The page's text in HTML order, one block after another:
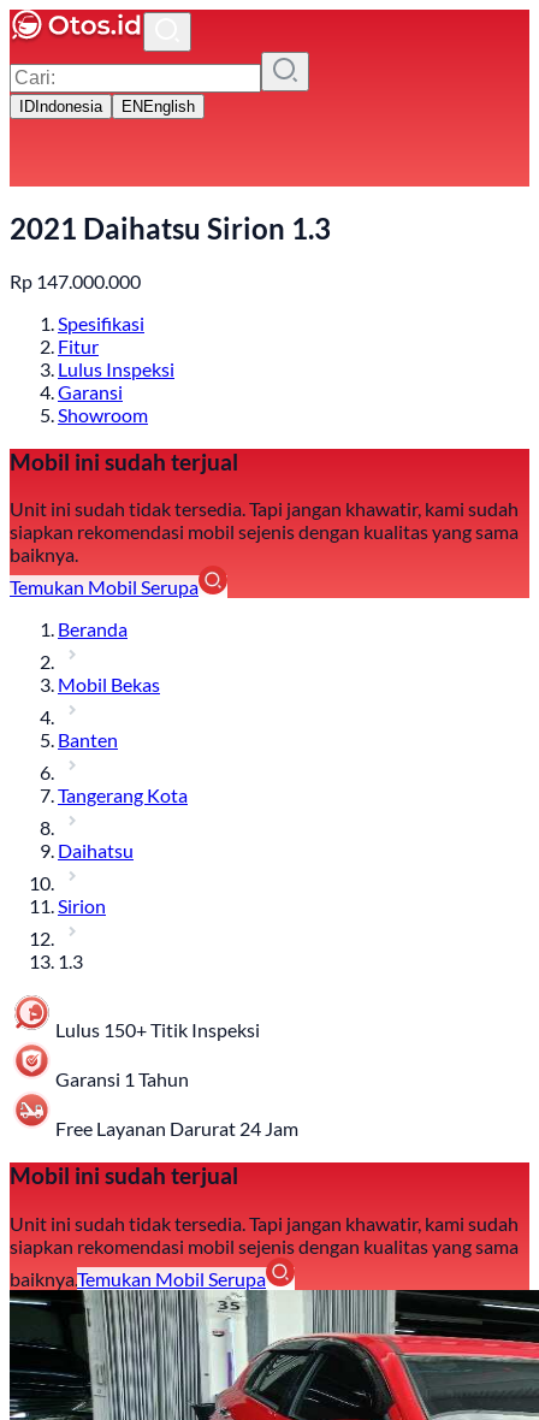
ID Indonesia EN English
2021 Daihatsu Sirion 1.3
Rp 147.000.000
Spesifikasi
Fitur
Lulus Inspeksi
Garansi
Showroom
Mobil ini sudah terjual
Unit ini sudah tidak tersedia. Tapi jangan khawatir, kami sudah
siapkan rekomendasi mobil sejenis dengan kualitas yang sama
baiknya.
Temukan Mobil Serupa
Beranda
Mobil Bekas
Banten
Tangerang Kota
Daihatsu
Sirion
1.3
Lulus 150+ Titik Inspeksi
Garansi 1 Tahun
Free Layanan Darurat 24 Jam
Mobil ini sudah terjual
Unit ini sudah tidak tersedia. Tapi jangan khawatir, kami sudah
siapkan rekomendasi mobil sejenis dengan kualitas yang sama
baiknya.Temukan Mobil Serupa